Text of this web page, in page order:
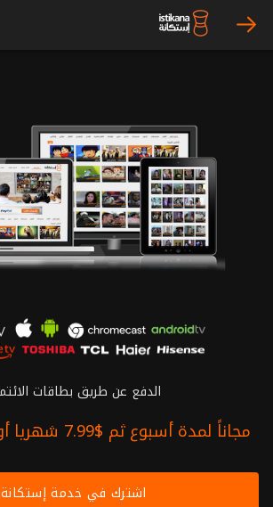
arrow_right
الدفع عن طريق بطاقات
مجاناً لمدة أسبوع ثم $7.99 شهريا أو $59.99 سنويا
اشترك في خدمة إستكانة